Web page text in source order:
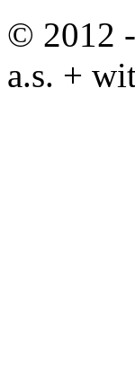
© 2012
a.s. +